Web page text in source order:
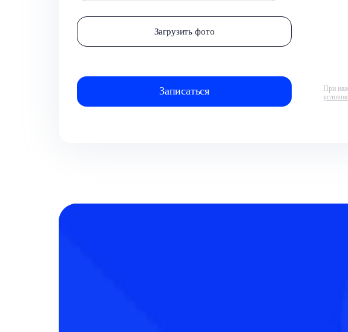
Загрузить фото
При